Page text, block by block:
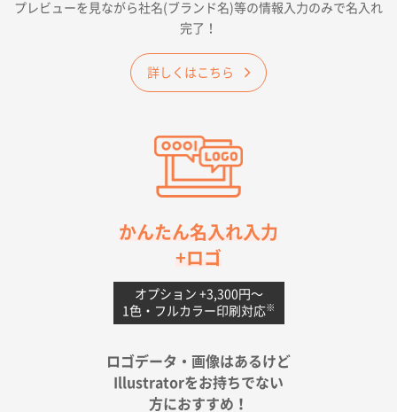
大阪府E社様
ワンポイントポリ袋 A4サイズ
2026年04月25日 17:53
納期が早そうだった
ワンポイントポリ袋 A4サイズ(黒)
2026年04月20日 14:28
お値打ちだったので
茨城県G社様
300枚
値段と注文のしやすさ
ポリ袋 手穴A4サイズ
5000枚
2026年04月17日 09:28
印刷色が豊富であったため
プレビューを見ながら社名(ブランド名)等の情報入力のみで名入れ
完了！
詳しくはこちら
かんたん名入れ入力
+ロゴ
オプション +3,300円〜
1色・フルカラー印刷対応※
ロゴデータ・画像はあるけど
Illustratorをお持ちでない
方におすすめ！